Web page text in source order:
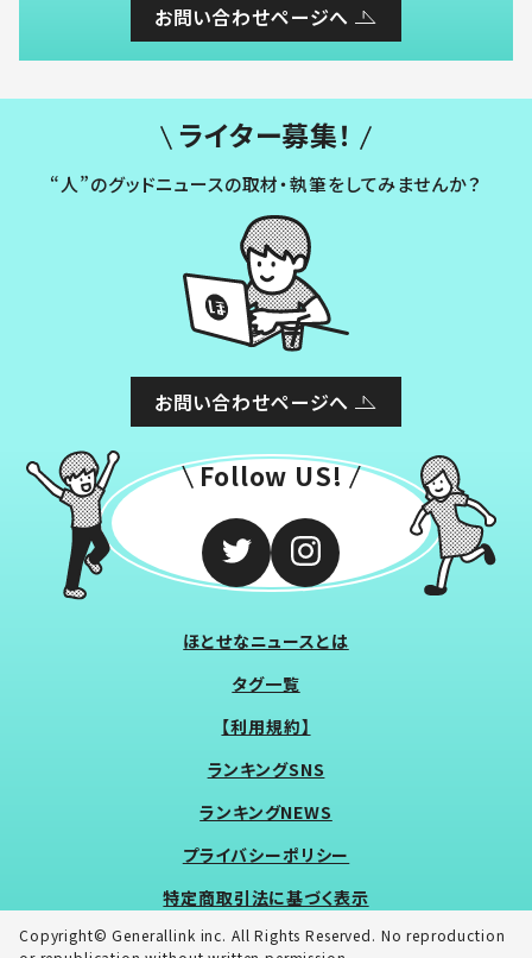
お問い合わせページへ
ライター募集！
“人”のグッドニュースの取材・執筆をしてみませんか？
お問い合わせページへ
Follow US!
ほとせなニュースとは
タグ一覧
【利用規約】
ランキングSNS
ランキングNEWS
プライバシーポリシー
特定商取引法に基づく表示
Copyright© Generallink inc. All Rights Reserved. No reproduction